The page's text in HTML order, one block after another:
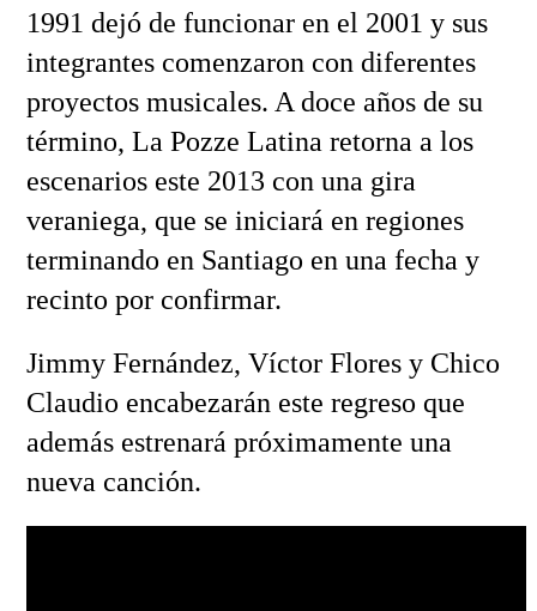
1991 dejó de funcionar en el 2001 y sus
integrantes comenzaron con diferentes
proyectos musicales. A doce años de su
término, La Pozze Latina retorna a los
escenarios este 2013 con una gira
veraniega, que se iniciará en regiones
terminando en Santiago en una fecha y
recinto por confirmar.
Jimmy Fernández, Víctor Flores y Chico
Claudio encabezarán este regreso que
además estrenará próximamente una
nueva canción.